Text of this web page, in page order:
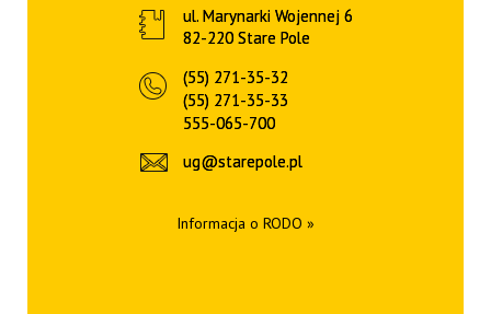
ul. Marynarki Wojennej 6
82-220 Stare Pole
(55) 271-35-32
(55) 271-35-33
555-065-700
ug@starepole.pl
Informacja o RODO »